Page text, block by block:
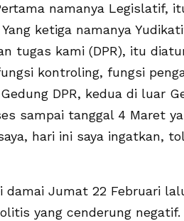
namanya Legislatif,
ketiga namanya
tugas kami (DPR), itu
kontroling, fungsi
DPR, kedua di luar
sampai tanggal 4 Maret
hari ini saya ingatkan,
Jumat 22 Februari
yang cenderung